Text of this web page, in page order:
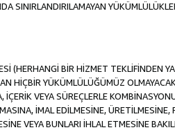
SINIRLANDIRILAMAYAN
(HERHANGİ BİR HİZMET TEKLİFİNDEN
HİÇBİR YÜKÜMLÜLÜĞÜMÜZ
VEYA SÜREÇLERLE
İMAL EDİLMESİNE,
VEYA BUNLARI İHLAL ETMESİNE